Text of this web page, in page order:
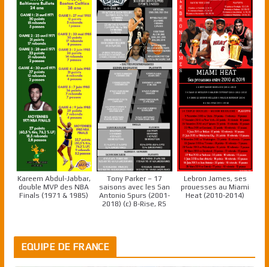
Kareem Abdul-Jabbar,
double MVP des NBA
Finals (1971 & 1985)
Tony Parker – 17
saisons avec les San
Antonio Spurs (2001-
2018) (c) B-Rise, RS
Lebron James, ses
prouesses au Miami
Heat (2010-2014)
EQUIPE DE FRANCE